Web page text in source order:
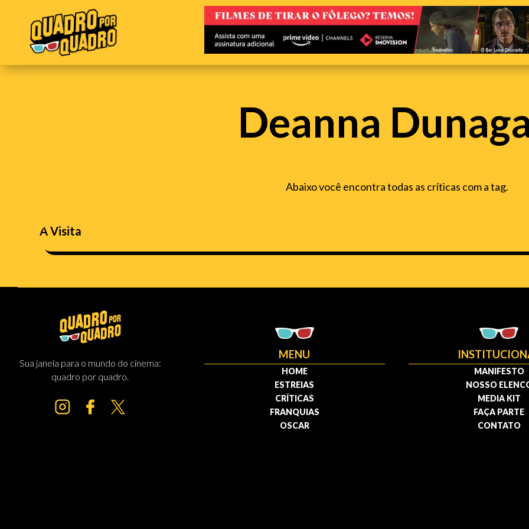
Deanna
Abaixo você encontra todas as críticas com a tag.
A Visita
Sua janela para o mundo do cinema:
quadro por quadro.
MENU
HOME
ESTREIAS
CRÍTICAS
FRANQUIAS
OSCAR
MANIFESTO
NOSSO
MEDIA KIT
FAÇA PARTE
CONTATO